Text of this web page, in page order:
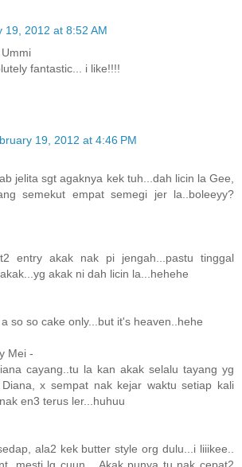
19, 2012 at 8:52 AM
fantastic... i like!!!!
19, 2012 at 4:46 PM
jelita sgt agaknya kek tuh...dah licin la Gee,
semekut empat semegi jer la..boleeyy?
entry akak nak pi jengah...pastu tinggal
akak ni dah licin la...hehehe
so so cake only...but it's heaven..hehe
Mei -
cayang..tu la kan akak selalu tayang yg
x sempat nak kejar waktu setiap kali
en3 terus ler...huhuu
ala2 kek butter style org dulu...i liiikee..
mesti lg cuun... Akak punya tu nak cepat2